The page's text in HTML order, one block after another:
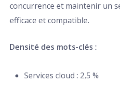
concurrence et maintenir un
efficace et compatible.
Densité des mots-clés :
Services cloud : 2,5 %